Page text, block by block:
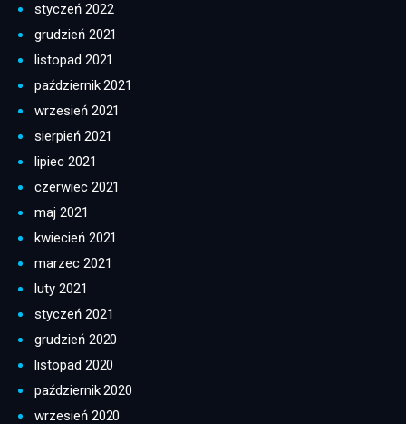
styczeń 2022
grudzień 2021
listopad 2021
październik 2021
wrzesień 2021
sierpień 2021
lipiec 2021
czerwiec 2021
maj 2021
kwiecień 2021
marzec 2021
luty 2021
styczeń 2021
grudzień 2020
listopad 2020
październik 2020
wrzesień 2020